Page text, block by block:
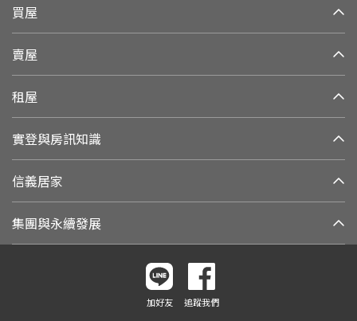
買屋
賣屋
租屋
實登與房訊知識
信義居家
集團與永續發展
加好友 追蹤我們